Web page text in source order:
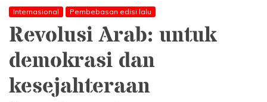
Internasional Pembebasan edisi lalu
Revolusi Arab: untuk
demokrasi dan
kesejahteraan